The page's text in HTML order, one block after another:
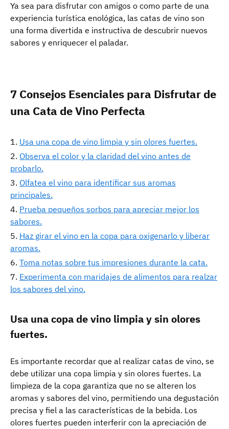
Ya sea para disfrutar con amigos o como parte de una
experiencia turística enológica, las catas de vino son
una forma divertida e instructiva de descubrir nuevos
sabores y enriquecer el paladar.
7 Consejos Esenciales para Disfrutar de
una Cata de Vino Perfecta
Usa una copa de vino limpia y sin olores fuertes.
Observa el color y la claridad del vino antes de
probarlo.
Olfatea el vino para identificar sus aromas
principales.
Prueba pequeños sorbos para apreciar mejor los
sabores.
Haz girar el vino en la copa para oxigenarlo y liberar
aromas.
Toma notas sobre tus impresiones durante la cata.
Experimenta con maridajes de alimentos para realzar
los sabores del vino.
Usa una copa de vino limpia y sin olores
fuertes.
Es importante recordar que al realizar catas de vino, se
debe utilizar una copa limpia y sin olores fuertes. La
limpieza de la copa garantiza que no se alteren los
aromas y sabores del vino, permitiendo una degustación
precisa y fiel a las características de la bebida. Los
olores fuertes pueden interferir con la apreciación de